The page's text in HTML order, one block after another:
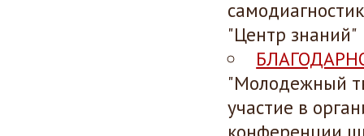
"Центр знаний"
"Молодежный
участие в
конференции